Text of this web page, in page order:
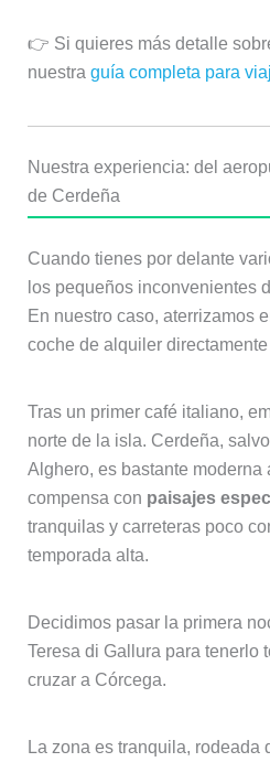
👉 Si quieres más detalle
nuestra guía completa para
Nuestra experiencia: del
de Cerdeña
Cuando tienes por delante
los pequeños inconvenientes
En nuestro caso, aterrizamos
coche de alquiler
Tras un primer café italiano,
norte de la isla. Cerdeña,
Alghero, es bastante moderna
compensa con paisajes
tranquilas y carreteras poco
temporada alta.
Decidimos pasar la primera
Teresa di Gallura para tenerlo
cruzar a Córcega.
La zona es tranquila, rodeada